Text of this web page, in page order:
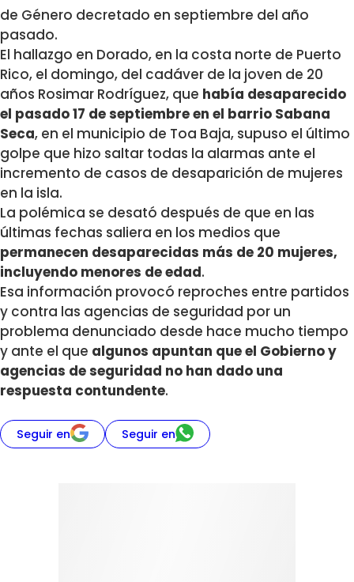
de Género decretado en septiembre del año
pasado.
El hallazgo en Dorado, en la costa norte de Puerto
Rico, el domingo, del cadáver de la joven de 20
años Rosimar Rodríguez, que había desaparecido
el pasado 17 de septiembre en el barrio Sabana
Seca, en el municipio de Toa Baja, supuso el último
golpe que hizo saltar todas la alarmas ante el
incremento de casos de desaparición de mujeres
en la isla.
La polémica se desató después de que en las
últimas fechas saliera en los medios que
permanecen desaparecidas más de 20 mujeres,
incluyendo menores de edad.
Esa información provocó reproches entre partidos
y contra las agencias de seguridad por un
problema denunciado desde hace mucho tiempo
y ante el que algunos apuntan que el Gobierno y
agencias de seguridad no han dado una
respuesta contundente.
Seguir en Seguir en